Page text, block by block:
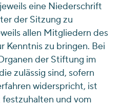
eine Niederschrift
der Sitzung zu
allen Mitgliedern des
Kenntnis zu bringen. Bei
der Stiftung im
zulässig sind, sofern
widerspricht, ist
und vom